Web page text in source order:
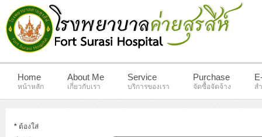
Home
หน้าหลัก
About Me
เกี่ยวกับเรา
Service
บริการของเรา
Purchase
จัดซื้อจัดจ้าง ส
* ต้องใส่